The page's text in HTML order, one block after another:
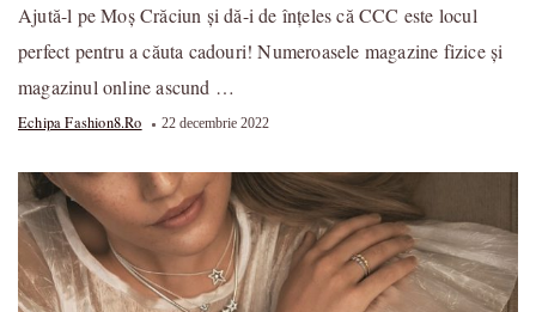
Ajută-l pe Moș Crăciun și dă-i de înțeles că CCC este locul
perfect pentru a căuta cadouri! Numeroasele magazine fizice și
magazinul online ascund …
Echipa Fashion8.ro 22 decembrie 2022